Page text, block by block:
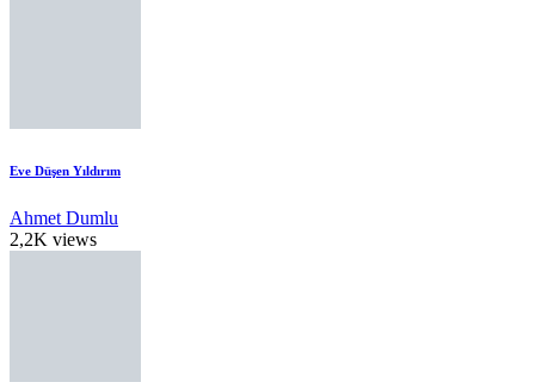
Eve Düşen Yıldırım
Ahmet Dumlu
2,2K views